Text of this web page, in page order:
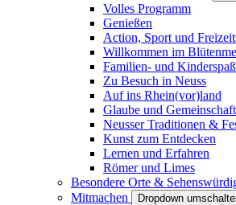
Volles Programm
Genießen
Action, Sport und
Willkommen im
Familien- und Kinderspaß
Zu Besuch in Neuss
Auf ins Rhein(vor)land
Glaube und Gemeinschaft
Neusser Traditionen &
Kunst zum Entdecken
Lernen und Erfahren
Römer und Limes
Besondere Orte &
Mitmachen
Dropdown